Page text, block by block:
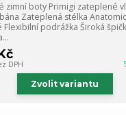
zimní boty Primigi zateplené
Zateplená stélka
Flexibilní podrážka Široká
DPH
Zvolit variantu